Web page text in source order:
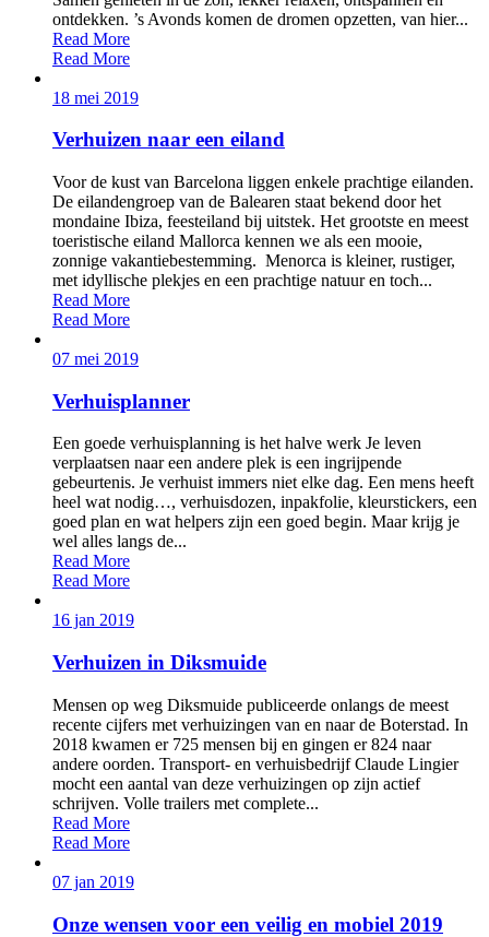
ontdekken. ’s Avonds komen de dromen opzetten, van hier...
Read More
Read More
18 mei 2019
Verhuizen naar een eiland
Voor de kust van Barcelona liggen enkele prachtige eilanden.
De eilandengroep van de Balearen staat bekend door het
mondaine Ibiza, feesteiland bij uitstek. Het grootste en meest
toeristische eiland Mallorca kennen we als een mooie,
zonnige vakantiebestemming. Menorca is kleiner, rustiger,
met idyllische plekjes en een prachtige natuur en toch...
Read More
Read More
07 mei 2019
Verhuisplanner
Een goede verhuisplanning is het halve werk Je leven
verplaatsen naar een andere plek is een ingrijpende
gebeurtenis. Je verhuist immers niet elke dag. Een mens heeft
heel wat nodig…, verhuisdozen, inpakfolie, kleurstickers, een
goed plan en wat helpers zijn een goed begin. Maar krijg je
wel alles langs de...
Read More
Read More
16 jan 2019
Verhuizen in Diksmuide
Mensen op weg Diksmuide publiceerde onlangs de meest
recente cijfers met verhuizingen van en naar de Boterstad. In
2018 kwamen er 725 mensen bij en gingen er 824 naar
andere oorden. Transport- en verhuisbedrijf Claude Lingier
mocht een aantal van deze verhuizingen op zijn actief
schrijven. Volle trailers met complete...
Read More
Read More
07 jan 2019
Onze wensen voor een veilig en mobiel 2019